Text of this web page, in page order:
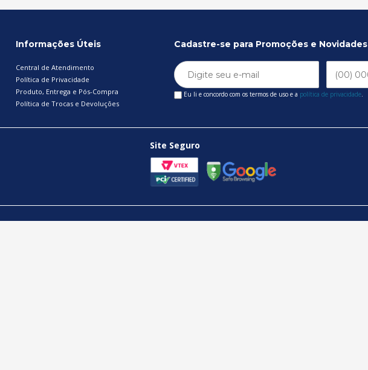
Informações Úteis
Central de Atendimento
Política de Privacidade
Produto, Entrega e Pós-Compra
Política de Trocas e Devoluções
Cadastre-se para Promoções e Novidades
Eu li e concordo com os termos de uso e a política de privacidade.
Site Seguro